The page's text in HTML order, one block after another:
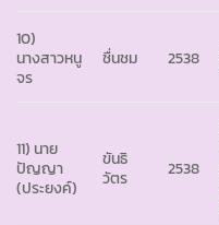
10)
นางสาวหนู
จร
ชื่นชม 2538
11) นาย
ปัญญา
(ประยงค์)
ขันธิ
วัตร
2538